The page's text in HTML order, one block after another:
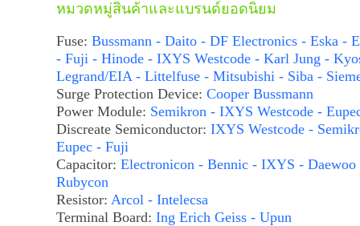
หมวดหมู่สินค้าและแบรนด์ยอดนิยม
Fuse: Bussmann - Daito - DF Electronics - Eska -
- Fuji - Hinode - IXYS Westcode - Karl Jung -
Legrand/EIA - Littelfuse - Mitsubishi - Siba -
Surge Protection Device: Cooper Bussmann
Power Module: Semikron - IXYS Westcode -
Discreate Semiconductor: IXYS Westcode -
Eupec - Fuji
Capacitor: Electronicon - Bennic - IXYS - Daewoo
Rubycon
Resistor: Arcol - Intelecsa
Terminal Board: Ing Erich Geiss - Upun